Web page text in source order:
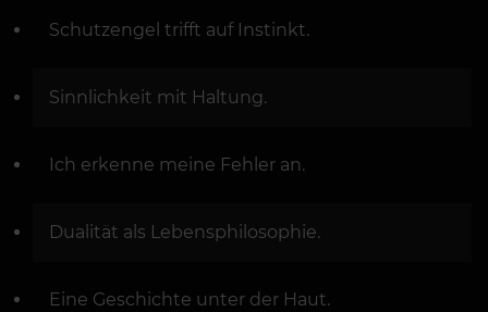
Schutzengel trifft auf Instinkt.
Sinnlichkeit mit Haltung.
Ich erkenne meine Fehler an.
Dualität als Lebensphilosophie.
Eine Geschichte unter der Haut.